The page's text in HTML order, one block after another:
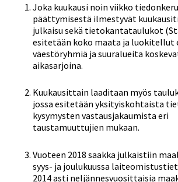
Joka kuukausi noin viikko
päättymisestä ilmestyvät
julkaisu sekä tietokantataulukot
esitetään koko maata ja luokitellut
väestöryhmiä ja suuralueita
aikasarjoina.
Kuukausittain laaditaan myös
jossa esitetään yksityiskohtaista
kysymysten vastausjakaumista eri
taustamuuttujien mukaan.
Vuoteen 2018 saakka julkaistiin
syys- ja joulukuussa
2014 asti neljännesvuosittaisia